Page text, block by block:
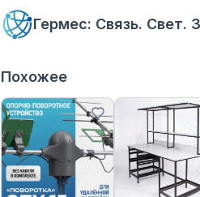
Гермес: Связь. Свет.
Похожее